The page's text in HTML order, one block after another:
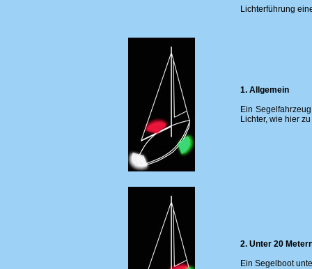
Lichterführung
1. Allgemein
Ein
Lichter, wie hier
2. Unter 20
Ein Segelboot